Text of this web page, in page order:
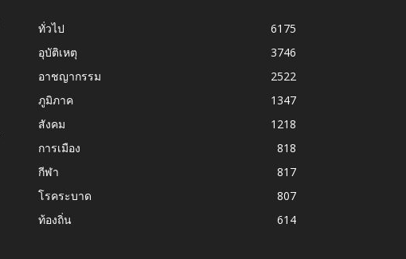
ทั่วไป
6175
อุบัติเหตุ
3746
อาชญากรรม
2522
ภูมิภาค
1347
สังคม
1218
การเมือง
818
กีฬา
817
โรคระบาด
807
ท้องถิ่น
614